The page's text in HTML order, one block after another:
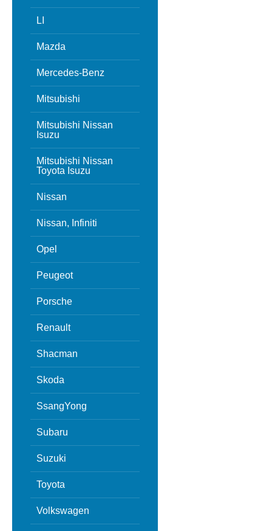
LI
Mazda
Mercedes-Benz
Mitsubishi
Mitsubishi Nissan
Isuzu
Mitsubishi Nissan
Toyota Isuzu
Nissan
Nissan, Infiniti
Opel
Peugeot
Porsche
Renault
Shacman
Skoda
SsangYong
Subaru
Suzuki
Toyota
Volkswagen